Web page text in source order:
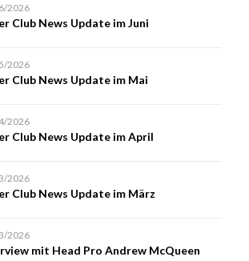
2026
Club News Update im Juni
2026
Club News Update im Mai
2026
Club News Update im April
2026
Club News Update im März
2026
mit Head Pro Andrew McQueen